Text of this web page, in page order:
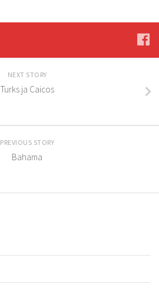
NEXT STORY
Turks ja Caicos
PREVIOUS STORY
Bahama